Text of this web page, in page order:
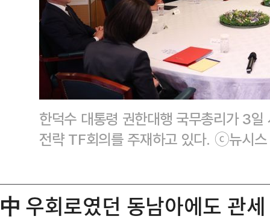
한덕수 대통령 권한대행 국무총리가 3
전략 TF회의를 주재하고 있다. ⓒ뉴시스
中 우회로였던 동남아에도 관